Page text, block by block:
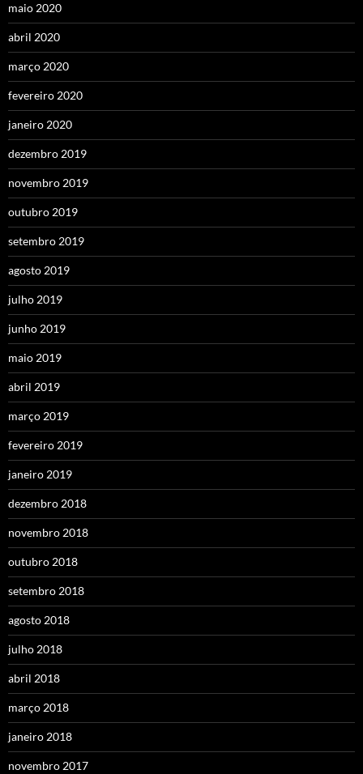
maio 2020
abril 2020
março 2020
fevereiro 2020
janeiro 2020
dezembro 2019
novembro 2019
outubro 2019
setembro 2019
agosto 2019
julho 2019
junho 2019
maio 2019
abril 2019
março 2019
fevereiro 2019
janeiro 2019
dezembro 2018
novembro 2018
outubro 2018
setembro 2018
agosto 2018
julho 2018
abril 2018
março 2018
janeiro 2018
novembro 2017